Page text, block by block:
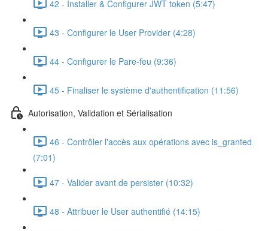
42 - Installer & Configurer JWT token (5:47)
43 - Configurer le User Provider (4:28)
44 - Configurer le Pare-feu (9:36)
45 - Finaliser le système d'authentification (11:56)
Autorisation, Validation et Sérialisation
46 - Contrôler l'accès aux opérations avec is_granted
(7:01)
47 - Valider avant de persister (10:32)
48 - Attribuer le User authentifié (14:15)